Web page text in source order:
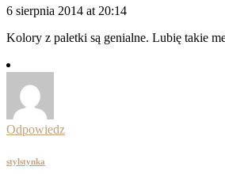
6 sierpnia 2014 at 20:14
Kolory z paletki są genialne. Lubię takie
Odpowiedz
stylstynka